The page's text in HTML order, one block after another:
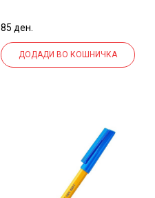
85 ден.
ДОДАДИ ВО КОШНИЧКА